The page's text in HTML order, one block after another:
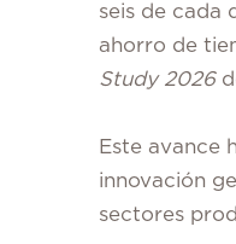
seis de cada
ahorro de
Study 2026
Este avance
innovación
sectores